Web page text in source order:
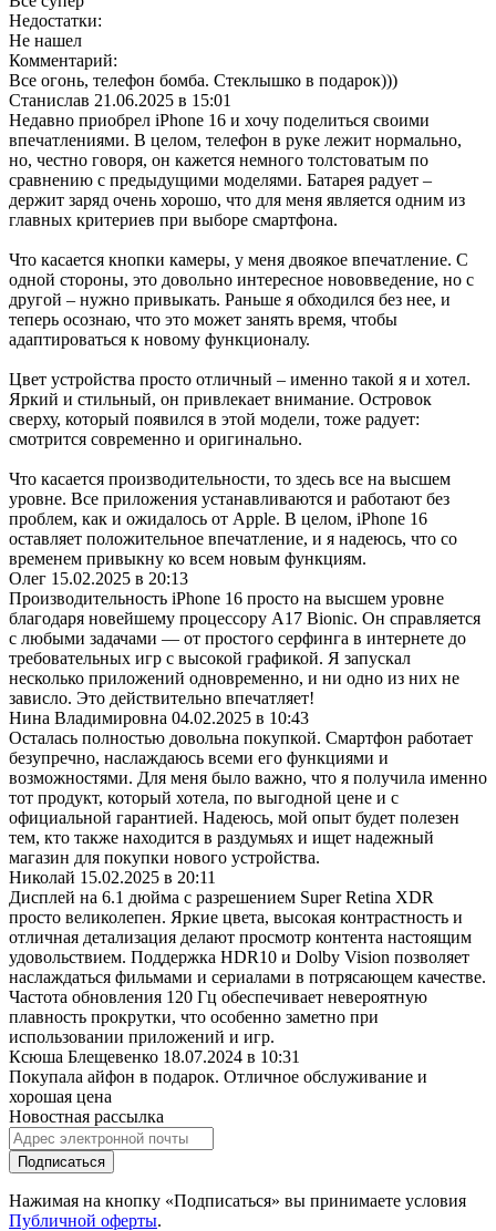
Недостатки:
Не нашел
Комментарий:
Все огонь, телефон бомба. Стеклышко в подарок)))
Станислав 21.06.2025 в 15:01
Недавно приобрел iPhone 16 и хочу поделиться своими
впечатлениями. В целом, телефон в руке лежит нормально,
но, честно говоря, он кажется немного толстоватым по
сравнению с предыдущими моделями. Батарея радует –
держит заряд очень хорошо, что для меня является одним из
главных критериев при выборе смартфона.
Что касается кнопки камеры, у меня двоякое впечатление. С
одной стороны, это довольно интересное нововведение, но с
другой – нужно привыкать. Раньше я обходился без нее, и
теперь осознаю, что это может занять время, чтобы
адаптироваться к новому функционалу.
Цвет устройства просто отличный – именно такой я и хотел.
Яркий и стильный, он привлекает внимание. Островок
сверху, который появился в этой модели, тоже радует:
смотрится современно и оригинально.
Что касается производительности, то здесь все на высшем
уровне. Все приложения устанавливаются и работают без
проблем, как и ожидалось от Apple. В целом, iPhone 16
оставляет положительное впечатление, и я надеюсь, что со
временем привыкну ко всем новым функциям.
Олег 15.02.2025 в 20:13
Производительность iPhone 16 просто на высшем уровне
благодаря новейшему процессору A17 Bionic. Он справляется
с любыми задачами — от простого серфинга в интернете до
требовательных игр с высокой графикой. Я запускал
несколько приложений одновременно, и ни одно из них не
зависло. Это действительно впечатляет!
Нина Владимировна 04.02.2025 в 10:43
Осталась полностью довольна покупкой. Смартфон работает
безупречно, наслаждаюсь всеми его функциями и
возможностями. Для меня было важно, что я получила именно
тот продукт, который хотела, по выгодной цене и с
официальной гарантией. Надеюсь, мой опыт будет полезен
тем, кто также находится в раздумьях и ищет надежный
магазин для покупки нового устройства.
Николай 15.02.2025 в 20:11
Дисплей на 6.1 дюйма с разрешением Super Retina XDR
просто великолепен. Яркие цвета, высокая контрастность и
отличная детализация делают просмотр контента настоящим
удовольствием. Поддержка HDR10 и Dolby Vision позволяет
наслаждаться фильмами и сериалами в потрясающем качестве.
Частота обновления 120 Гц обеспечивает невероятную
плавность прокрутки, что особенно заметно при
использовании приложений и игр.
Ксюша Блещевенко 18.07.2024 в 10:31
Покупала айфон в подарок. Отличное обслуживание и
хорошая цена
Новостная рассылка
Подписаться
Нажимая на кнопку «Подписаться» вы принимаете условия
Публичной оферты.